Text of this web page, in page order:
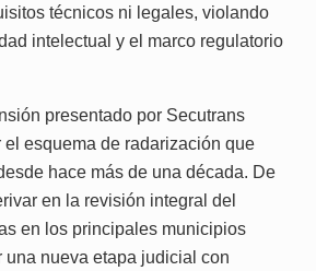
técnicos ni legales, violando
intelectual y el marco regulatorio
presentado por Secutrans
esquema de radarización que
hace más de una década. De
en la revisión integral del
en los principales municipios
una nueva etapa judicial con